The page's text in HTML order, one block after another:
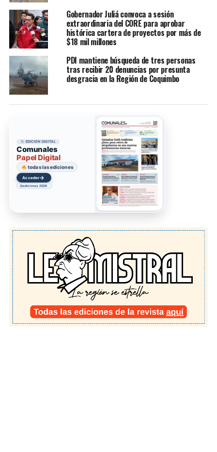
Gobernador Juliá convoca a sesión
extraordinaria del CORE para aprobar
histórica cartera de proyectos por más de
$18 mil millones
PDI mantiene búsqueda de tres personas
tras recibir 20 denuncias por presunta
desgracia en la Región de Coquimbo
EDICIÓN DIGITAL
Comunales
Papel Digital
todas las ediciones
Acceder→
ediciones 2026